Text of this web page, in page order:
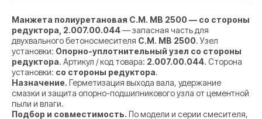
Манжета полиуретановая C.M. MB 2500 — со стороны
редуктора, 2.007.00.044— запасная часть для
двухвального бетоносмесителя C.M. MB 2500. Узел
установки: Опорно-уплотнительный узел со стороны
редуктора. Артикул / код товара: 2.007.00.044. Сторона
установки: со стороны редуктора.
Назначение. Герметизация выхода вала, удержание
смазки и защита опорно-подшипникового узла от цементной
пыли и влаги.
Подбор и совместимость. По модели и серии смесителя,